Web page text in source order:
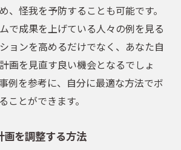
、怪我を予防することも可能です。
で成果を上げている人々の例を見る
ョンを高めるだけでなく、あなた自
画を見直す良い機会となるでしょ
例を参考に、自分に最適な方法でボ
ことができます。
を調整する方法